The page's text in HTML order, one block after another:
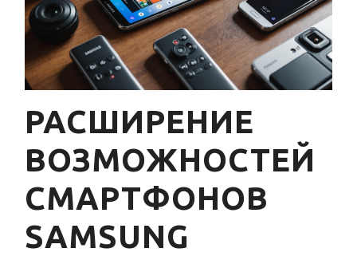
РАСШИРЕНИЕ
ВОЗМОЖНОСТЕЙ
СМАРТФОНОВ
SAMSUNG